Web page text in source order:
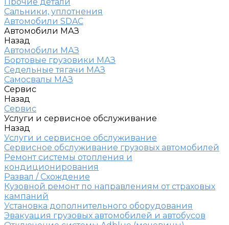
Сальники, уплотнения
Автомобили SDAC
Автомобили МАЗ
Назад
Автомобили МАЗ
Бортовые грузовики МАЗ
Седельные тягачи МАЗ
Самосвалы МАЗ
Сервис
Назад
Сервис
Услуги и сервисное обслуживание
Назад
Услуги и сервисное обслуживание
Сервисное обслуживание грузовых автомобилей
Ремонт системы отопления и
кондиционирования
Развал / Схождение
Кузовной ремонт по направлениям от страховых
кампаний
Установка дополнительного оборудования
Эвакуация грузовых автомобилей и автобусов